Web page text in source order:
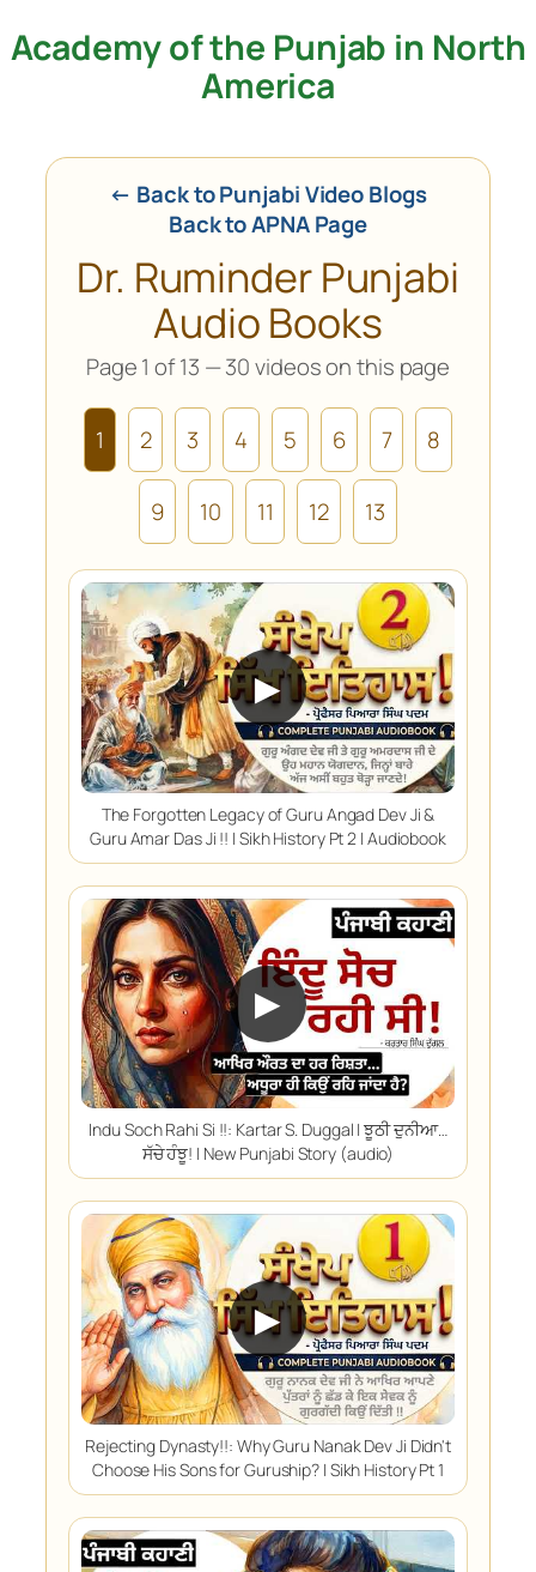
Skip
Academy of the Punjab in North
America
← Back to Punjabi Video Blogs
Back to APNA Page
Dr. Ruminder Punjabi
Audio Books
Page 1 of 13 — 30 videos on this page
1 2 3 4 5 6 7 8
9 10 11 12 13
▶
The Forgotten Legacy of Guru Angad Dev Ji &
Guru Amar Das Ji !! | Sikh History Pt 2 | Audiobook
▶
Indu Soch Rahi Si !!: Kartar S. Duggal | ਝੂਠੀ ਦੁਨੀਆ…
ਸੱਚੇ ਹੰਝੂ! | New Punjabi Story (audio)
▶
Rejecting Dynasty!!: Why Guru Nanak Dev Ji Didn't
Choose His Sons for Guruship? | Sikh History Pt 1